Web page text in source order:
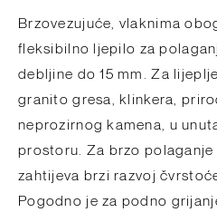
Brzovezujuće, vlaknima
fleksibilno ljepilo za
debljine do 15 mm. Za
granito gresa, klinkera,
neprozirnog kamena, u
prostoru. Za brzo
zahtijeva brzi razvoj
Pogodno je za podno